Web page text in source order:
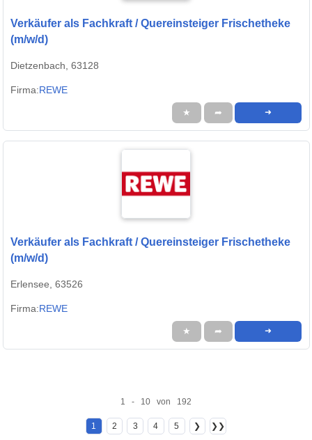
Verkäufer als Fachkraft / Quereinsteiger Frischetheke
(m/w/d)
Dietzenbach, 63128
Firma:REWE
★ ➦ ➜
Verkäufer als Fachkraft / Quereinsteiger Frischetheke
(m/w/d)
Erlensee, 63526
Firma:REWE
★ ➦ ➜
1 - 10 von 192
1 2 3 4 5 ❯ ❯❯